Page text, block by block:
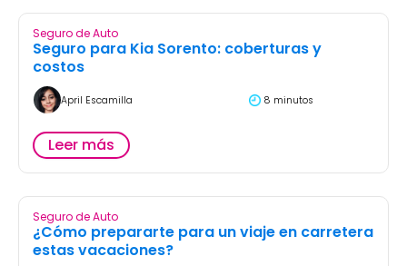
Seguro de Auto
Seguro para Kia Sorento: coberturas y
costos
April Escamilla 8 minutos
Leer más
Seguro de Auto
¿Cómo prepararte para un viaje en carretera
estas vacaciones?